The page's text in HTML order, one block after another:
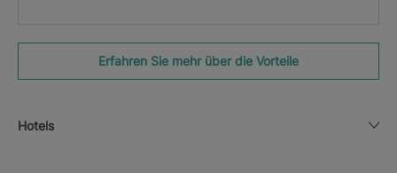
Erfahren Sie mehr über die Vorteile
Hotels